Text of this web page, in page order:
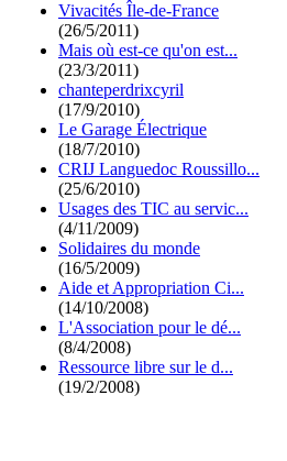
Vivacités Île-de-France
(26/5/2011)
Mais où est-ce qu'on est...
(23/3/2011)
chanteperdrixcyril
(17/9/2010)
Le Garage Électrique
(18/7/2010)
CRIJ Languedoc Roussillo...
(25/6/2010)
Usages des TIC au servic...
(4/11/2009)
Solidaires du monde
(16/5/2009)
Aide et Appropriation Ci...
(14/10/2008)
L'Association pour le dé...
(8/4/2008)
Ressource libre sur le d...
(19/2/2008)